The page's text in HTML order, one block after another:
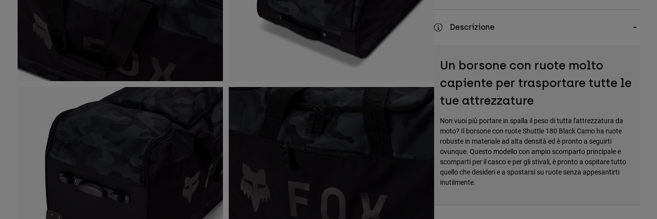
Descrizione
Un borsone con ruote molto
capiente per trasportare tutte le
tue attrezzature
Non vuoi più portare in spalla il peso di tutta l'attrezzatura da
moto? Il borsone con ruote Shuttle 180 Black Camo ha ruote
robuste in materiale ad alta densità ed è pronto a seguirti
ovunque. Questo modello con ampio scomparto principale e
scomparti per il casco e per gli stivali, è pronto a ospitare tutto
quello che desideri e a spostarsi su ruote senza appesantirti
inutilmente.